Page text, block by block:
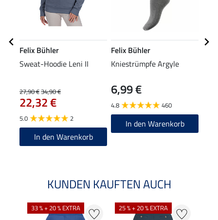
Felix Bühler
Sweat-Hoodie Leni II
27,90 €34,90 €
22,32 €
5.0 2
In den Warenkorb
Felix Bühler
Kniestrümpfe Argyle
6,99 €
4.8 460
In den Warenkorb
KUNDEN KAUFTEN AUCH
33 % + 20 % EXTRA 25 % + 20 % EXTRA